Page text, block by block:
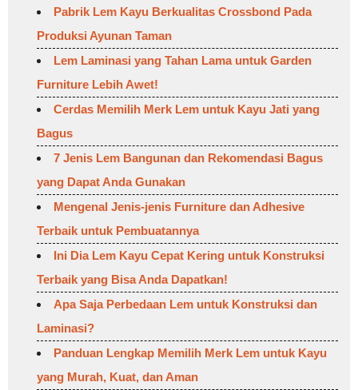
Pabrik Lem Kayu Berkualitas Crossbond Pada
Produksi Ayunan Taman
Lem Laminasi yang Tahan Lama untuk Garden
Furniture Lebih Awet!
Cerdas Memilih Merk Lem untuk Kayu Jati yang
Bagus
7 Jenis Lem Bangunan dan Rekomendasi Bagus
yang Dapat Anda Gunakan
Mengenal Jenis-jenis Furniture dan Adhesive
Terbaik untuk Pembuatannya
Ini Dia Lem Kayu Cepat Kering untuk Konstruksi
Terbaik yang Bisa Anda Dapatkan!
Apa Saja Perbedaan Lem untuk Konstruksi dan
Laminasi?
Panduan Lengkap Memilih Merk Lem untuk Kayu
yang Murah, Kuat, dan Aman